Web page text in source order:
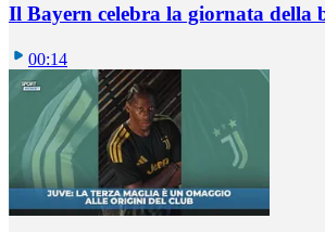
Il Bayern celebra la giornata della
00:14